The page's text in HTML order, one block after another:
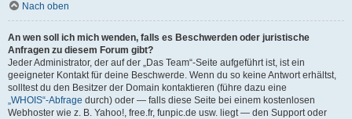
Nach oben
An wen soll ich mich wenden, falls es Beschwerden oder juristische
Anfragen zu diesem Forum gibt?
Jeder Administrator, der auf der „Das Team“-Seite aufgeführt ist, ist ein
geeigneter Kontakt für deine Beschwerde. Wenn du so keine Antwort erhältst,
solltest du den Besitzer der Domain kontaktieren (führe dazu eine
„WHOIS“-Abfrage durch) oder — falls diese Seite bei einem kostenlosen
Webhoster wie z. B. Yahoo!, free.fr, funpic.de usw. liegt — den Support oder